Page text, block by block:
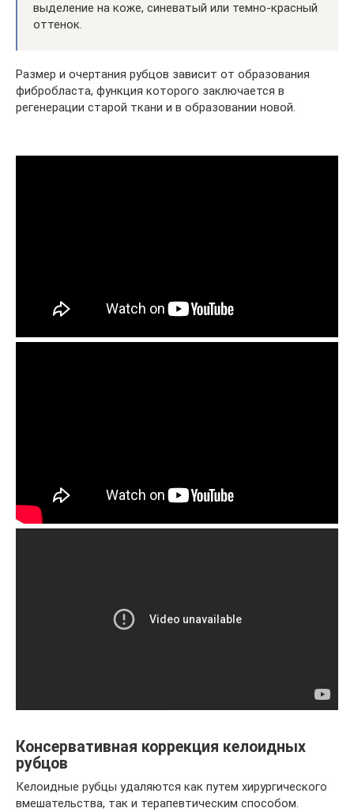
выделение на коже, синеватый или темно-красный
оттенок.
Размер и очертания рубцов зависит от образования
фибробласта, функция которого заключается в
регенерации старой ткани и в образовании новой.
Консервативная коррекция келоидных
рубцов
Келоидные рубцы удаляются как путем хирургического
вмешательства, так и терапевтическим способом.